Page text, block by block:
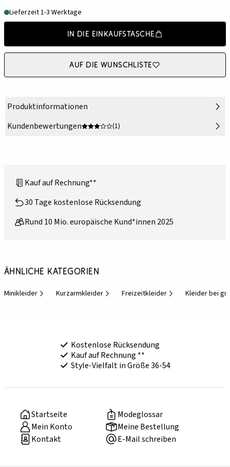
Lieferzeit 1-3 Werktage
In die Einkaufstasche
Auf die Wunschliste
Produktinformationen
Kundenbewertungen
(1)
Kauf auf Rechnung**
30 Tage kostenlose Rücksendung
Rund 10 Mio. europäische Kund*innen 2025
Ähnliche Kategorien
Minikleider Kurzarmkleider Freizeitkleider Kleider bei
Kostenlose Rücksendung
Kauf auf Rechnung **
Style-Vielfalt in Größe 36-54
Startseite
Modeglossar
Mein Konto
Meine Bestellung
Kontakt
E-Mail schreiben